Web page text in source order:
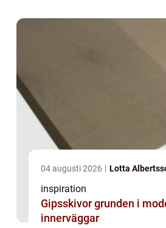
04 augusti 2026 Lotta
inspiration
Gipsskivor grunden i moderna, hållbara
innerväggar